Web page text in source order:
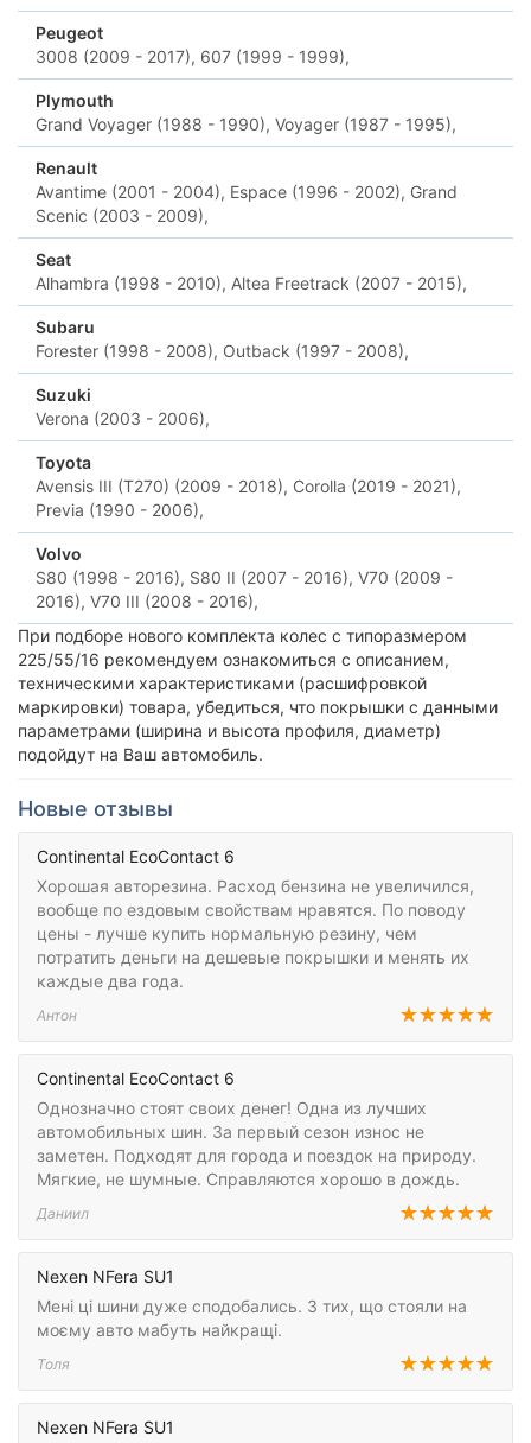
Peugeot
3008 (2009 - 2017), 607 (1999 - 1999),
Plymouth
Grand Voyager (1988 - 1990), Voyager (1987 - 1995),
Renault
Avantime (2001 - 2004), Espace (1996 - 2002), Grand
Scenic (2003 - 2009),
Seat
Alhambra (1998 - 2010), Altea Freetrack (2007 - 2015),
Subaru
Forester (1998 - 2008), Outback (1997 - 2008),
Suzuki
Verona (2003 - 2006),
Toyota
Avensis III (T270) (2009 - 2018), Corolla (2019 - 2021),
Previa (1990 - 2006),
Volvo
S80 (1998 - 2016), S80 II (2007 - 2016), V70 (2009 -
2016), V70 III (2008 - 2016),
При подборе нового комплекта колес с типоразмером
225/55/16 рекомендуем ознакомиться с описанием,
техническими характеристиками (расшифровкой
маркировки) товара, убедиться, что покрышки с данными
параметрами (ширина и высота профиля, диаметр)
подойдут на Ваш автомобиль.
Новые отзывы
Continental EcoContact 6
Хорошая авторезина. Расход бензина не увеличился,
вообще по ездовым свойствам нравятся. По поводу
цены - лучше купить нормальную резину, чем
потратить деньги на дешевые покрышки и менять их
каждые два года.
Антон
Continental EcoContact 6
Однозначно стоят своих денег! Одна из лучших
автомобильных шин. За первый сезон износ не
заметен. Подходят для города и поездок на природу.
Мягкие, не шумные. Справляются хорошо в дождь.
Даниил
Nexen NFera SU1
Мені ці шини дуже сподобались. З тих, що стояли на
моєму авто мабуть найкращі.
Толя
Nexen NFera SU1